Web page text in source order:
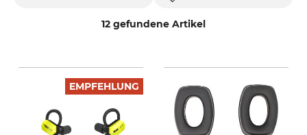
12 gefundene Artikel
EMPFEHLUNG